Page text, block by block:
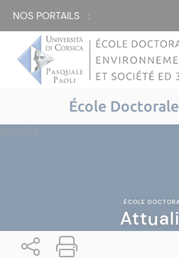
NOS PORTAILS :
École
ÉCOLE